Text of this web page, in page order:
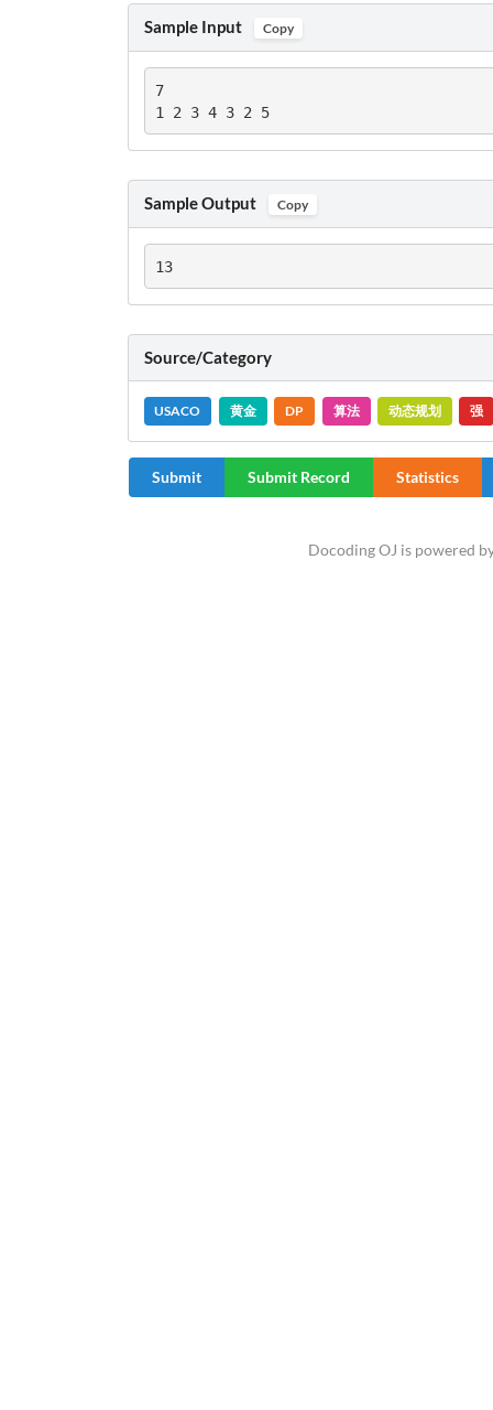
Sample Input Copy
7
1 2 3 4 3 2 5
Sample Output Copy
13
Source/Category
USACO 黄金 DP 算法 动态规划 强
Submit Submit Record Statistics
Docoding OJ is powered